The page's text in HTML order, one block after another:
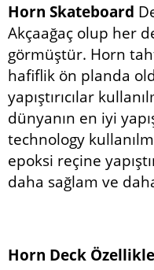
Horn Skateboard
Akçaağaç olup her
görmüştür. Horn
hafiflik ön planda
yapıştırıcılar
dünyanın en iyi
technology
epoksi reçine
daha sağlam ve
Horn Deck